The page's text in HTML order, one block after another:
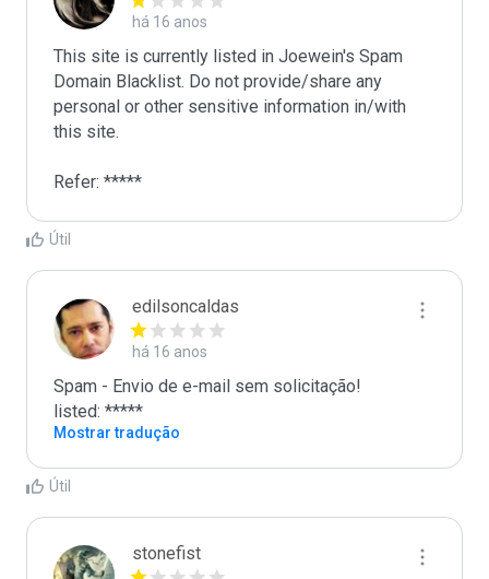
há 16 anos
This site is currently listed in Joewein's Spam
Domain Blacklist. Do not provide/share any
personal or other sensitive information in/with
this site.
Refer: *****
Útil
edilsoncaldas
há 16 anos
Spam - Envio de e-mail sem solicitação!
listed: *****
Mostrar tradução
Útil
stonefist